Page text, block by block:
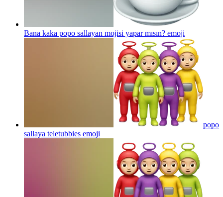
Bana kaka popo sallayan mojisi yapar mısın? emoji
popo
sallaya teletubbies emoji